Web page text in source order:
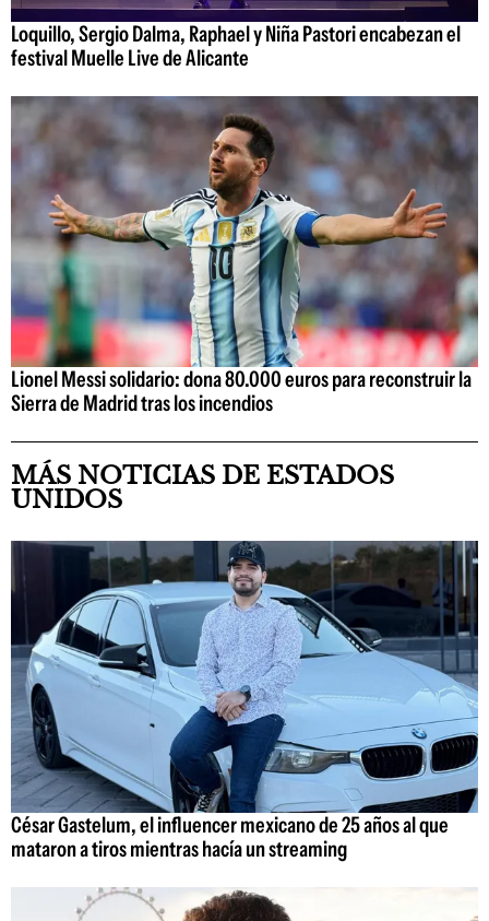
Loquillo, Sergio Dalma, Raphael y Niña Pastori encabezan el
festival Muelle Live de Alicante
Lionel Messi solidario: dona 80.000 euros para reconstruir la
Sierra de Madrid tras los incendios
MÁS NOTICIAS DE ESTADOS
UNIDOS
César Gastelum, el influencer mexicano de 25 años al que
mataron a tiros mientras hacía un streaming